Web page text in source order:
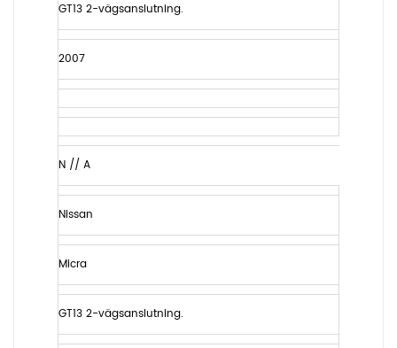
GT13 2-vägsanslutning.
2007
N // A
Nissan
Micra
GT13 2-vägsanslutning.